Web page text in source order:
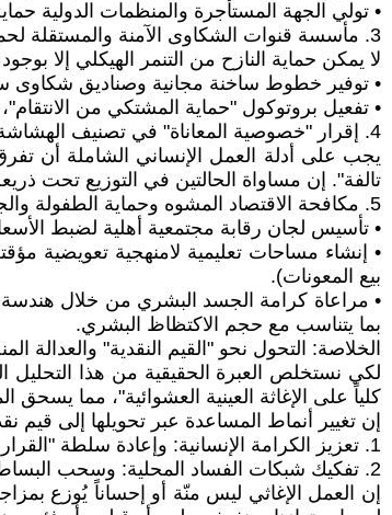
• تولي الجهة المستأجرة والمنظمات الدولية
3. مأسسة قنوات الشكاوى الآمنة والمستقلة لحماية المشتكين
لا يمكن حماية النازح من التنمر الهيكلي إلا
• توفير خطوط ساخنة مجانية وصناديق شكاوى
• تفعيل بروتوكول "حماية المشتكي من
4. إقرار "خصوصية المعاناة" في تصنيف الهشاشة
يجب على أدلة العمل الإنساني الشاملة أن
تالفة". إن مساواة الحالتين في التوزيع تحت
5. مكافحة الاقتصاد المشوه وحماية الطفولة والجسد
• تأسيس لجان رقابة مجتمعية أهلية لضبط
• إنشاء مساحات تعليمية لامنهجية تعويضية
بيع المعونات).
• مراعاة كرامة الجسد البشري من خلال
بما يتناسب مع حجم الاكتظاظ البشري.
الخلاصة: التحول نحو "القيم النقدية" والعدالة
لكي نستخلص العبرة الحقيقية من هذا التحليل
كلياً على الإغاثة العينية العشوائية"، مما يسحق
إن تغيير أنماط المساعدة عبر تحويلها إلى قيم
1. تعزيز الكرامة الإنسانية: وإعادة سلطة "القرار والاختيار" للنازح ليشتري ما يحتاجه جسده وعائلته فعلاً، لا ما يُفرض عليه من معونات قد لا تناسب طبيعته البيولوجية أو الصحية.
2. تفكيك شبكات الفساد المحلية: وسحب البساط من تحت أقدام "تجار الأزمات" والمندوبين والملاك الذين يقتاتون على احتكار المساعدات العينية والخيام.
إن العمل الإغاثي ليس منّة أو إحساناً يُوزع